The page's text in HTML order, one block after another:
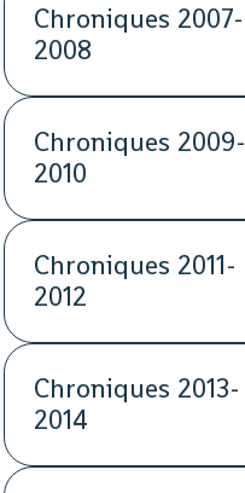
Chroniques 2007-
2008
Chroniques 2009-
2010
Chroniques 2011-
2012
Chroniques 2013-
2014